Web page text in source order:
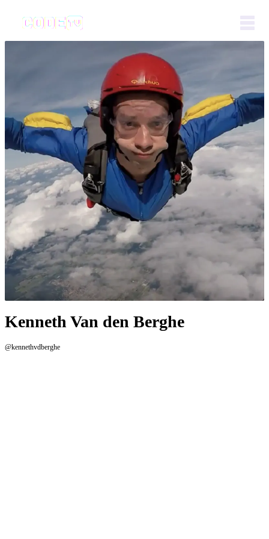
Kenneth Van den Berghe
@kennethvdberghe